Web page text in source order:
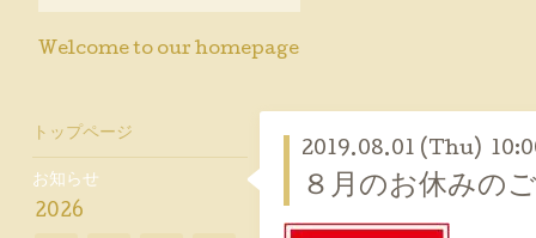
Welcome to our homepage
2019.08.01 (Thu)
８月のお休みの
トップページ
お知らせ
2026